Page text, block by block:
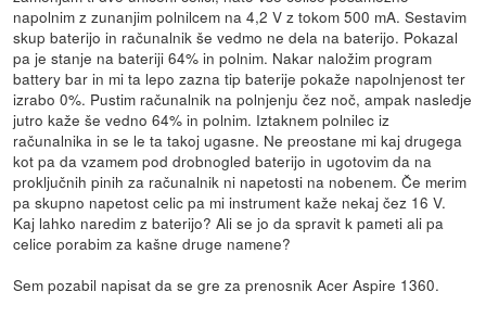
napolnim z zunanjim polnilcem na 4,2 V z tokom 500 mA. Sestavim
skup baterijo in računalnik še vedmo ne dela na baterijo. Pokazal
pa je stanje na bateriji 64% in polnim. Nakar naložim program
battery bar in mi ta lepo zazna tip baterije pokaže napolnjenost ter
izrabo 0%. Pustim računalnik na polnjenju čez noč, ampak nasledje
jutro kaže še vedno 64% in polnim. Iztaknem polnilec iz
računalnika in se le ta takoj ugasne. Ne preostane mi kaj drugega
kot pa da vzamem pod drobnogled baterijo in ugotovim da na
proključnih pinih za računalnik ni napetosti na nobenem. Če merim
pa skupno napetost celic pa mi instrument kaže nekaj čez 16 V.
Kaj lahko naredim z baterijo? Ali se jo da spravit k pameti ali pa
celice porabim za kašne druge namene?
Sem pozabil napisat da se gre za prenosnik Acer Aspire 1360.